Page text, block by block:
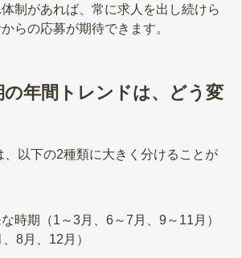
制があれば、常に求人を出し続けら
らの応募が期待できます。
の年間トレンドは、どう変
、以下の2種類に大きく分けることが
時期（1～3月、6～7月、9～11月）
8月、12月）